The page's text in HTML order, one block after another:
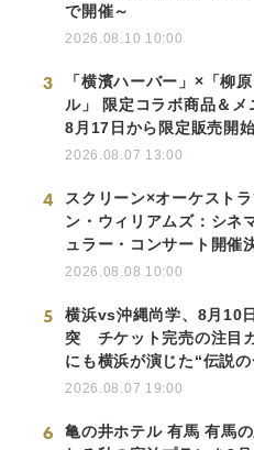
で開催～
2026.08.10 10:00
3
「横濱ハーバー」×「柳
ル」 限定コラボ商品＆
8月17日から限定販売開始
2026.08.07 13:00
4
スクリーン×オーケスト
ン・ウィリアムズ：シネ
ュラー・コンサート開催
2026.08.08 10:00
5
横浜vs沖縄尚学、8月10
突 チケット完売の注目
にも横浜が演じた“伝説の
2026.08.07 19:00
6
亀の井ホテル 有馬 有馬